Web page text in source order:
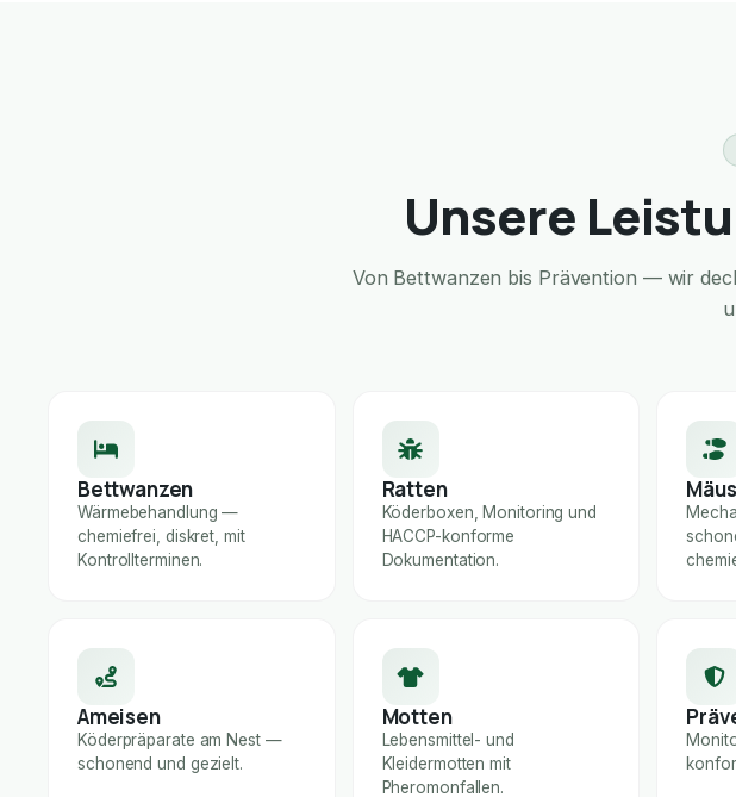
Unsere
Von Bettwanzen bis Prävention — wir
Bettwanzen
Wärmebehandlung —
chemiefrei, diskret, mit
Kontrollterminen.
Ratten
Köderboxen, Monitoring und
HACCP-konforme
Dokumentation.
Ameisen
Köderpräparate am Nest —
schonend und gezielt.
Motten
Lebensmittel- und
Kleidermotten mit
Pheromonfallen.